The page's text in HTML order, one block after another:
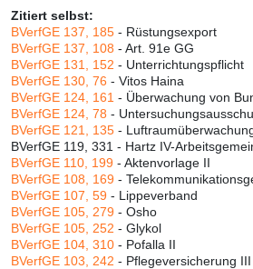
Zitiert selbst:
BVerfGE 137, 185 - Rüstungsexport
BVerfGE 137, 108 - Art. 91e GG
BVerfGE 131, 152 - Unterrichtungspflicht
BVerfGE 130, 76 - Vitos Haina
BVerfGE 124, 161 - Überwachung von
BVerfGE 124, 78 -
BVerfGE 121, 135 -
BVerfGE 119, 331 - Hartz IV-
BVerfGE 110, 199 - Aktenvorlage II
BVerfGE 108, 169 -
BVerfGE 107, 59 - Lippeverband
BVerfGE 105, 279 - Osho
BVerfGE 105, 252 - Glykol
BVerfGE 104, 310 - Pofalla II
BVerfGE 103, 242 - Pflegeversicherung III